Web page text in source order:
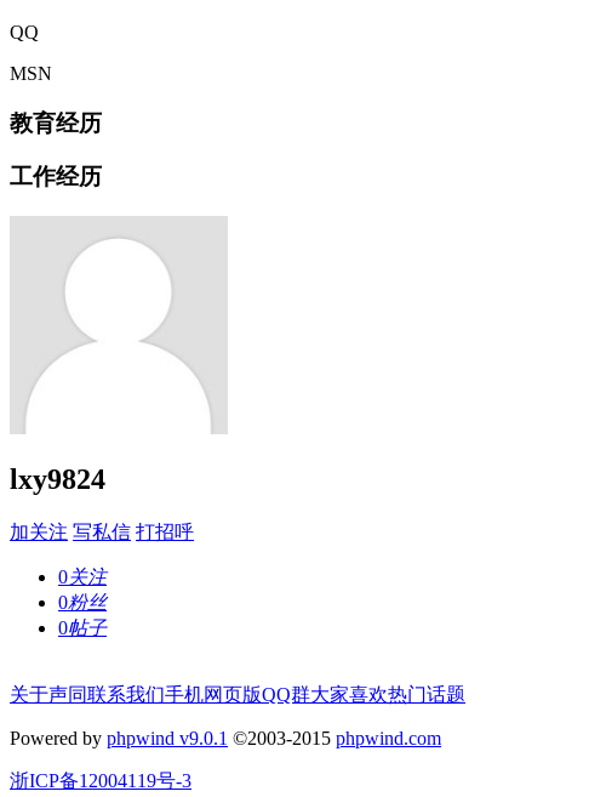
QQ
MSN
教育经历
工作经历
lxy9824
加关注 写私信 打招呼
0关注
0粉丝
0帖子
关于声同联系我们手机网页版QQ群大家喜欢热门话题
Powered by phpwind v9.0.1 ©2003-2015 phpwind.com
浙ICP备12004119号-3